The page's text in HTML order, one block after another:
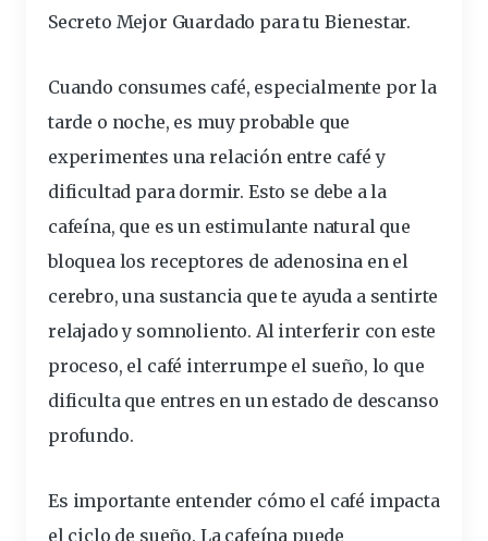
Secreto Mejor Guardado para tu Bienestar.
Cuando consumes café, especialmente por la
tarde o noche, es muy probable que
experimentes unarelación entre café y
dificultad para dormir. Esto se debe a la
cafeína, que es un estimulante natural que
bloquea los receptores de adenosina en el
cerebro, una sustancia que te ayuda a sentirte
relajado y somnoliento. Al interferir con este
proceso, el café interrumpe el sueño, lo que
dificulta que entres en un estado de descanso
profundo.
Es importante entender cómo el café impacta
el ciclo de sueño. La cafeína puede